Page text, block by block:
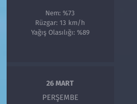
Nem: %73
Rüzgar: 13 km/h
Yağış Olasılığı: %89
26 MART
PERŞEMBE